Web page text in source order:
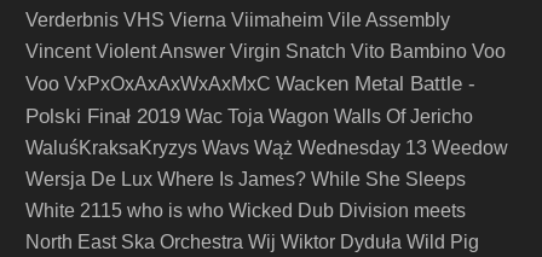
Verderbnis VHS Vierna Viimaheim Vile Assembly
Vincent Violent Answer Virgin Snatch Vito Bambino Voo
Voo VxPxOxAxAxWxAxMxC Wacken Metal Battle -
Polski Finał 2019 Wac Toja Wagon Walls Of Jericho
WaluśKraksaKryzys Wavs Wąż Wednesday 13 Weedow
Wersja De Lux Where Is James? While She Sleeps
White 2115 who is who Wicked Dub Division meets
North East Ska Orchestra Wij Wiktor Dyduła Wild Pig